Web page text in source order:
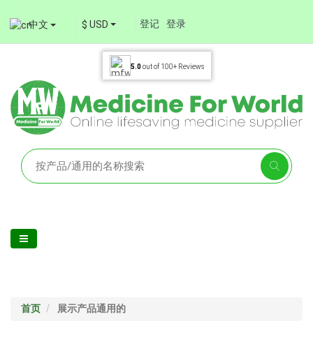
中文 $ USD 登记 登录
5.0out of 100+ Reviews
首页 展示产品通用的